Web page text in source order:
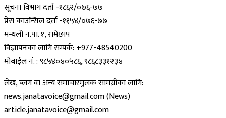
सूचना विभाग दर्ता -१८६२/०७६-७७
प्रेस काउन्सिल दर्ता -११५४/०७६-७७
मन्थली न.पा. १, रामेछाप
विज्ञापनका लागि सम्पर्क: +977-48540200
मोबाईल नं. : ९८५४०४०५८६, ९८६८३३१२३४
लेख, ब्लग वा अन्य समाचारमुलक सामग्रीका लागि:
news.janatavoice@gmail.com (News)
article.janatavoice@gmail.com